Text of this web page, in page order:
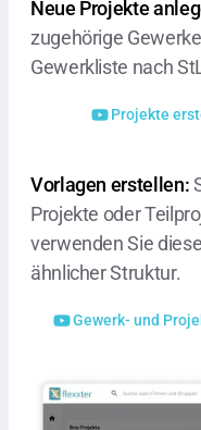
Neue Projekte
zugehörige
Gewerkliste nach
Projekte
Vorlagen erstellen:
Projekte oder
verwenden Sie
ähnlicher Struktur.
Gewerk- und